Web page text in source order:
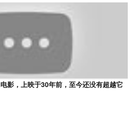
影，上映于30年前，至今还没有超越它